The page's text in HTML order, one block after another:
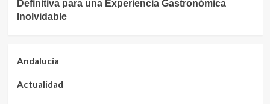
Definitiva para una Experiencia Gastronómica
Inolvidable
Andalucía
Actualidad